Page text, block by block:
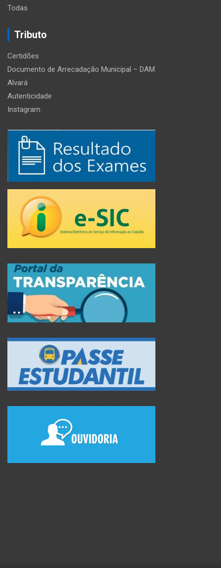
Todas
Tributo
Certidões
Documento de Arrecadação Municipal – DAM
Alvará
Autenticidade
Instagram